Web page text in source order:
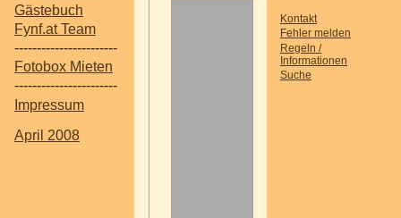
Gästebuch
Fynf.at Team
-----------------------
Fotobox Mieten
-----------------------
Impressum
April 2008
Kontakt
Fehler melden
Regeln /
Informationen
Suche